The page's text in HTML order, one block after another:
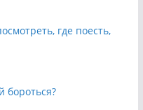
где поесть,
бороться?